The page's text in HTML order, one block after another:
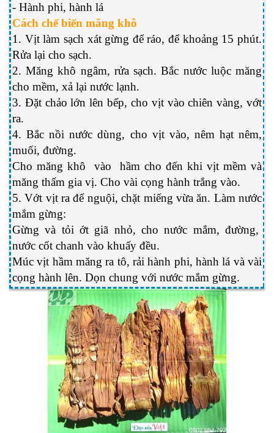
- Hành phi, hành lá
Cách chế biến măng khô
1. Vịt làm sạch xát gừng để ráo, để khoảng 15 phút.
Rửa lại cho sạch.
2. Măng khô ngâm, rửa sạch. Bắc nước luộc măng
cho mềm, xả lại nước lạnh.
3. Đặt chảo lớn lên bếp, cho vịt vào chiên vàng, vớt
ra.
4. Bắc nồi nước dùng, cho vịt vào, nêm hạt nêm,
muối, đường.
Cho măng khô vào hầm cho đến khi vịt mềm và
măng thấm gia vị. Cho vài cọng hành trắng vào.
5. Vớt vịt ra để nguội, chặt miếng vừa ăn. Làm nước
mắm gừng:
Gừng và tỏi ớt giã nhỏ, cho nước mắm, đường,
nước cốt chanh vào khuấy đều.
Múc vịt hầm măng ra tô, rải hành phi, hành lá và vài
cọng hành lên. Dọn chung với nước mắm gừng.